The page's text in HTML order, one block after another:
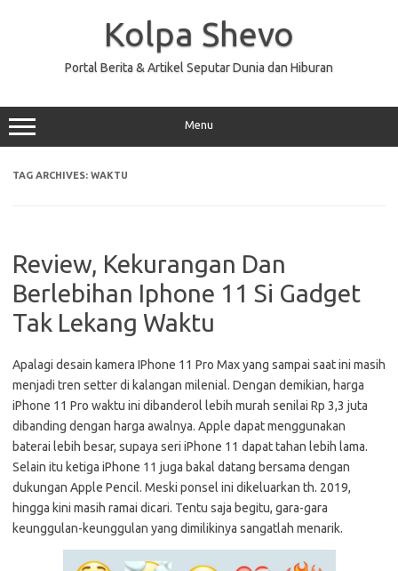
Kolpa Shevo
Portal Berita & Artikel Seputar Dunia dan Hiburan
Menu
TAG ARCHIVES: WAKTU
Review, Kekurangan Dan
Berlebihan Iphone 11 Si Gadget
Tak Lekang Waktu
Apalagi desain kamera IPhone 11 Pro Max yang sampai saat ini masih
menjadi tren setter di kalangan milenial. Dengan demikian, harga
iPhone 11 Pro waktu ini dibanderol lebih murah senilai Rp 3,3 juta
dibanding dengan harga awalnya. Apple dapat menggunakan
baterai lebih besar, supaya seri iPhone 11 dapat tahan lebih lama.
Selain itu ketiga iPhone 11 juga bakal datang bersama dengan
dukungan Apple Pencil. Meski ponsel ini dikeluarkan th. 2019,
hingga kini masih ramai dicari. Tentu saja begitu, gara-gara
keunggulan-keunggulan yang dimilikinya sangatlah menarik.